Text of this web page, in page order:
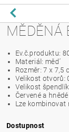
MĚDĚNÁ
Ev.č.produktu:
Materiál: měd´
Rozměr: 7 x 7,5
Velikost otvorů:
Velikost
Červené a
Lze kombinovat
Dostupnost